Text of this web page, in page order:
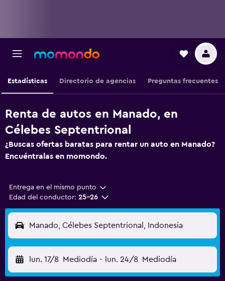
Estadísticas Directorio de agencias Preguntas frecuentes
Renta de autos en Manado, en
Célebes Septentrional
¿Buscas ofertas baratas para rentar un auto en Manado?
Encuéntralas en momondo.
Entrega en el mismo punto
Edad del conductor: 25-26
Manado, Célebes Septentrional, Indonesia
lun. 17/8 Mediodía - lun. 24/8 Mediodía